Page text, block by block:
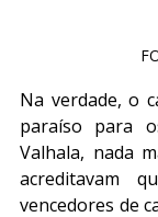
Na verdade, o
paraíso para
Valhala, nada
acreditavam
vencedores de